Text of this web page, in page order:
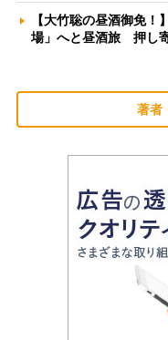
【大竹聡の昼酒御免
場」へと昼酒旅 押し
著者